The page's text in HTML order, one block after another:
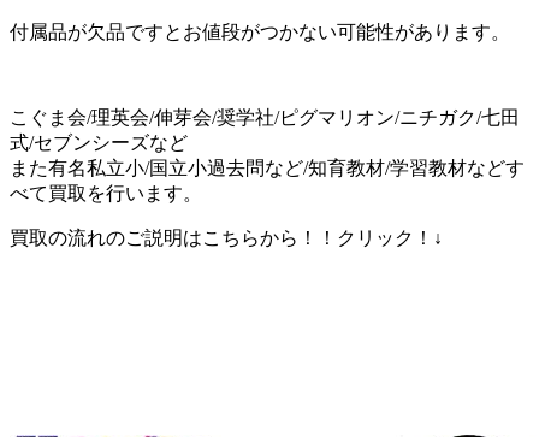
付属品が欠品ですとお値段がつかない可能性があります。
こぐま会/理英会/伸芽会/奨学社/ピグマリオン/ニチガク/七田
式/セブンシーズなど
また有名私立小/国立小過去問など/知育教材/学習教材などす
べて買取を行います。
買取の流れのご説明はこちらから！！クリック！↓